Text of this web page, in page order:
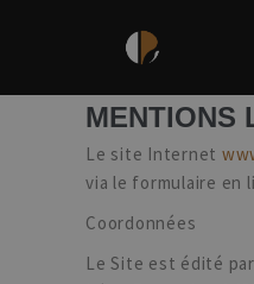
MENTIONS
Le site Internet
via le formulaire en
Coordonnées
Le Site est édité